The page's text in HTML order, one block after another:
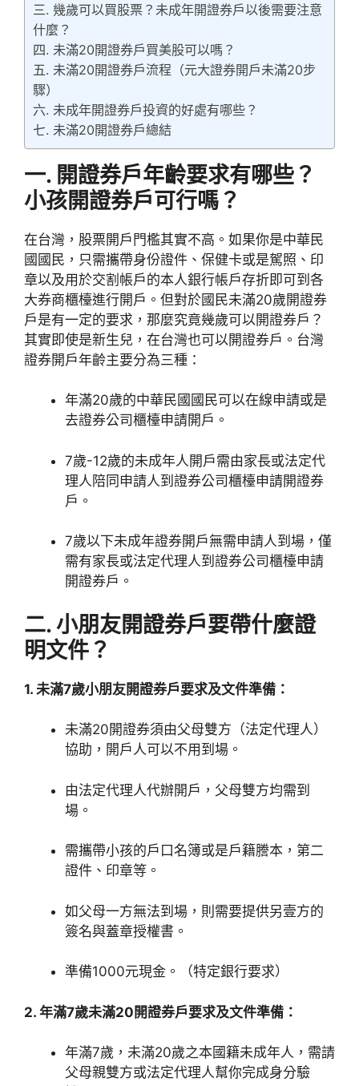
三. 幾歲可以買股票？未成年開證券戶以後需要注意
什麼？
四. 未滿20開證券戶買美股可以嗎？
五. 未滿20開證券戶流程（元大證券開戶未滿20步
驟）
六. 未成年開證券戶投資的好處有哪些？
七. 未滿20開證券戶總結
一. 開證券戶年齡要求有哪些？
小孩開證券戶可行嗎？
在台灣，股票開戶門檻其實不高。如果你是中華民
國國民，只需攜帶身份證件、保健卡或是駕照、印
章以及用於交割帳戶的本人銀行帳戶存折即可到各
大券商櫃檯進行開戶。但對於國民未滿20歲開證券
戶是有一定的要求，那麼究竟幾歲可以開證券戶？
其實即使是新生兒，在台灣也可以開證券戶。台灣
證券開戶年齡主要分為三種：
年滿20歲的中華民國國民可以在線申請或是
去證券公司櫃檯申請開戶。
7歲-12歲的未成年人開戶需由家長或法定代
理人陪同申請人到證券公司櫃檯申請開證券
戶。
7歲以下未成年證券開戶無需申請人到場，僅
需有家長或法定代理人到證券公司櫃檯申請
開證券戶。
二. 小朋友開證券戶要帶什麼證
明文件？
1. 未滿7歲小朋友開證券戶要求及文件準備：
未滿20開證券須由父母雙方（法定代理人）
協助，開戶人可以不用到場。
由法定代理人代辦開戶，父母雙方均需到
場。
需攜帶小孩的戶口名簿或是戶籍謄本，第二
證件、印章等。
如父母一方無法到場，則需要提供另壹方的
簽名與蓋章授權書。
準備1000元現金。（特定銀行要求）
2. 年滿7歲未滿20開證券戶要求及文件準備：
年滿7歲，未滿20歲之本國籍未成年人，需請
父母親雙方或法定代理人幫你完成身分驗